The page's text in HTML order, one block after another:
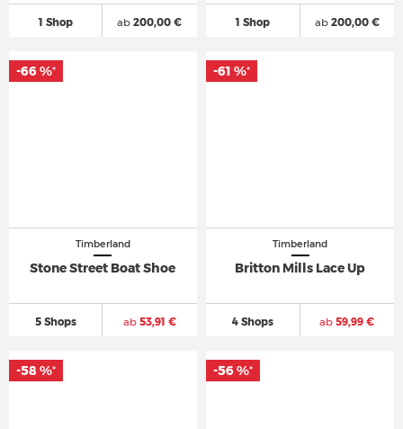
1 Shop ab 200,00 € 1 Shop ab200,00 €
Timberland
Stone Street Boat Shoe
5 Shops ab53,91 €
-66 %*
Timberland
Britton Mills Lace Up
4 Shops ab 59,99 €
-61 %*
-58 %* -56 %*